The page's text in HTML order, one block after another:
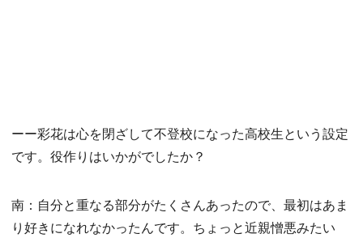
ーー彩花は心を閉ざして不登校になった高校生という設定
です。役作りはいかがでしたか？
南：自分と重なる部分がたくさんあったので、最初はあま
り好きになれなかったんです。ちょっと近親憎悪みたい